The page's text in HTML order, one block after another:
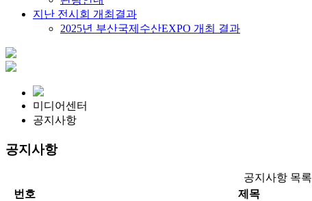
지난 전시회 개최결과
2025년 부산국제수산EXPO 개최 결과
미디어센터
공지사항
공지사항
공지사항 목록
번호
제목